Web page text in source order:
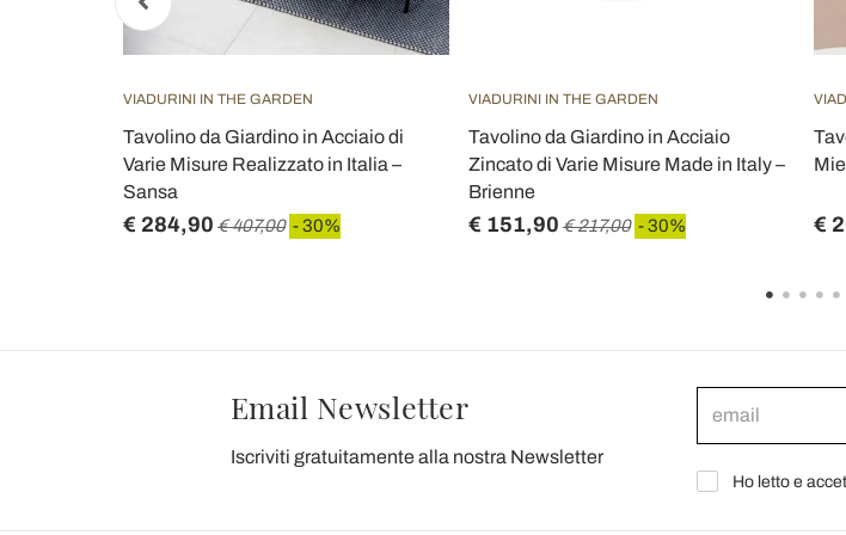
VIADURINI IN THE GARDEN
Tavolino da Giardino in Acciaio di
Varie Misure Realizzato in Italia –
Sansa
€ 284,90 € 407,00 - 30%
VIADURINI IN THE GARDEN
Tavolino da Giardino in Acciaio
Zincato di Varie Misure Made in Italy –
Brienne
€ 151,90 € 217,00 - 30% €
Email Newsletter
Iscriviti gratuitamente alla nostra Newsletter
Ho letto e